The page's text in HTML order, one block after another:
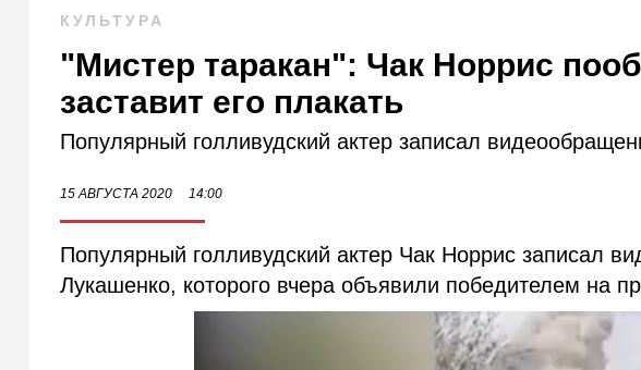
КУЛЬТУРА
"Мистер таракан": Чак Норрис
заставит его плакать
Популярный голливудский актер записал
15 АВГУСТА 2020 14:00
Популярный голливудский актер Чак Норрис записал
Лукашенко, которого вчера объявили победителем на